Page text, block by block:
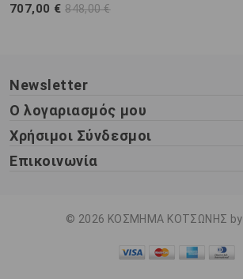
707,00 €848,00 €
Newsletter
Ο λογαριασμός μου
Χρήσιμοι Σύνδεσμοι
Επικοινωνία
© 2026 ΚΟΣΜΗΜΑ ΚΟΤΣΩΝΗΣ by